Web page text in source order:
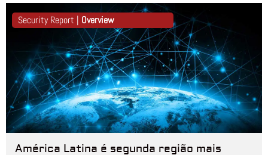
Security Report | Overview
América Latina é segunda região mais